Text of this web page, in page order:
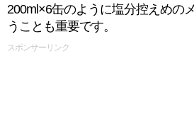
200ml×6缶のように塩分控えめの
うことも重要です。
スポンサーリンク